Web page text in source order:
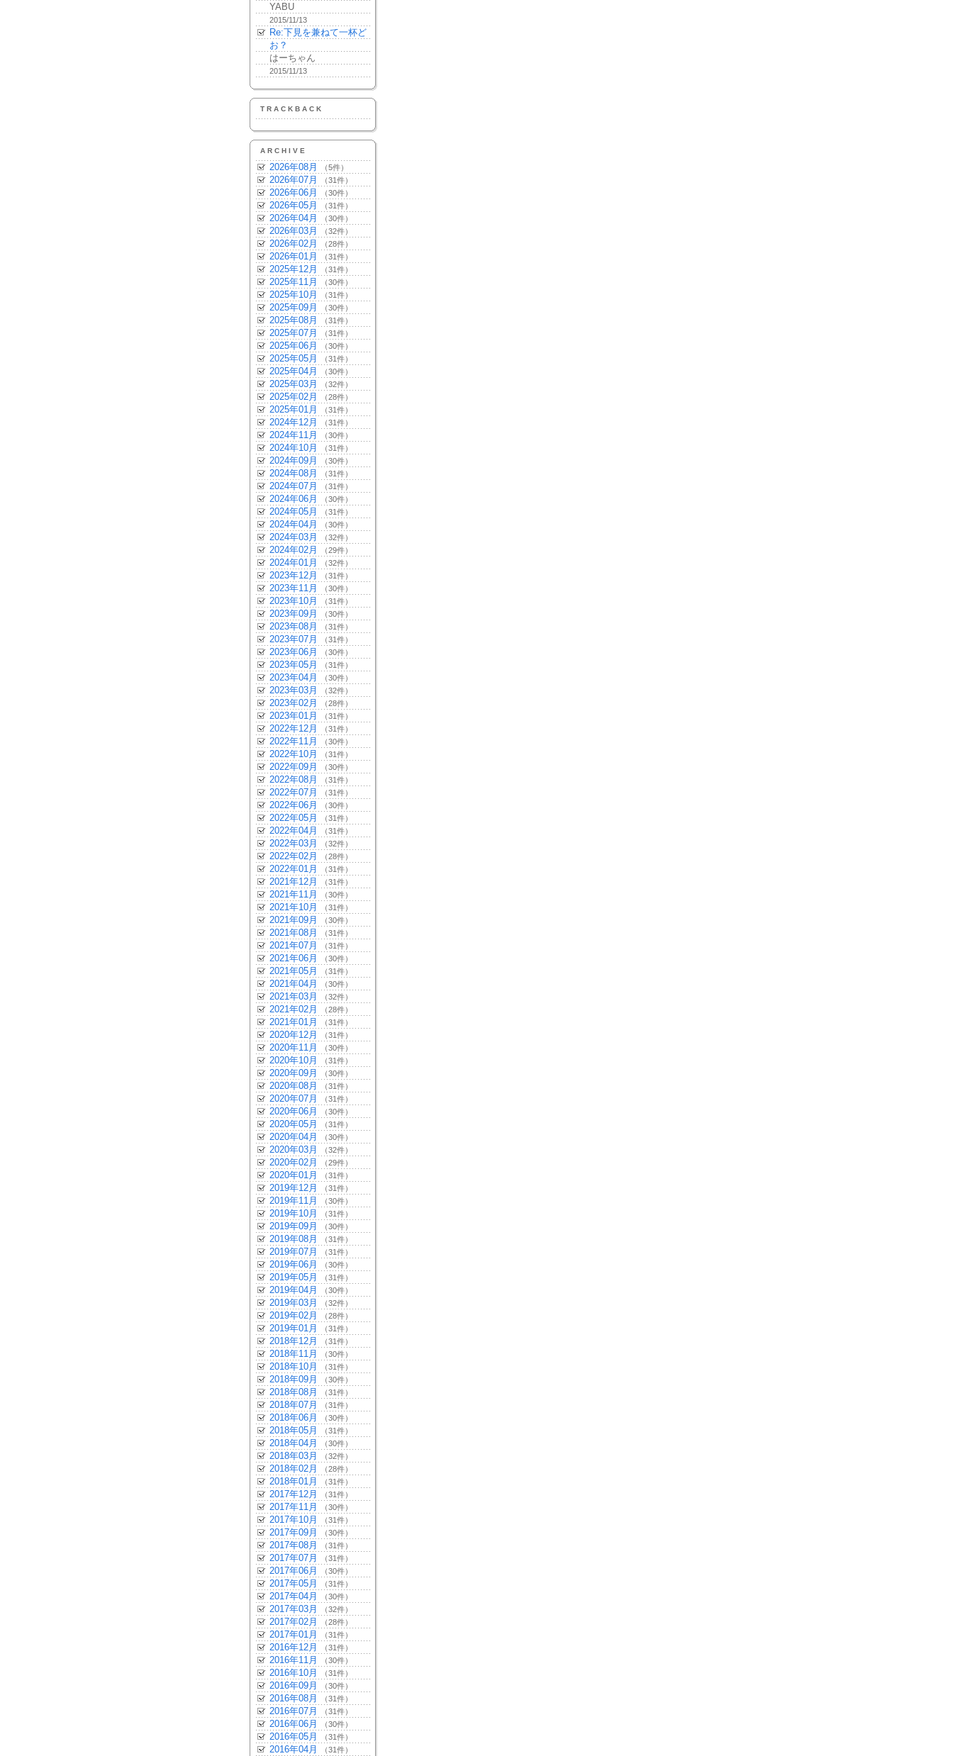
YABU
2015/11/13
Re:下見を兼ねて一杯ど
お？
はーちゃん
2015/11/13
TRACKBACK
ARCHIVE
2026年08月 （5件）
2026年07月 （31件）
2026年06月 （30件）
2026年05月 （31件）
2026年04月 （30件）
2026年03月 （32件）
2026年02月 （28件）
2026年01月 （31件）
2025年12月 （31件）
2025年11月 （30件）
2025年10月 （31件）
2025年09月 （30件）
2025年08月 （31件）
2025年07月 （31件）
2025年06月 （30件）
2025年05月 （31件）
2025年04月 （30件）
2025年03月 （32件）
2025年02月 （28件）
2025年01月 （31件）
2024年12月 （31件）
2024年11月 （30件）
2024年10月 （31件）
2024年09月 （30件）
2024年08月 （31件）
2024年07月 （31件）
2024年06月 （30件）
2024年05月 （31件）
2024年04月 （30件）
2024年03月 （32件）
2024年02月 （29件）
2024年01月 （32件）
2023年12月 （31件）
2023年11月 （30件）
2023年10月 （31件）
2023年09月 （30件）
2023年08月 （31件）
2023年07月 （31件）
2023年06月 （30件）
2023年05月 （31件）
2023年04月 （30件）
2023年03月 （32件）
2023年02月 （28件）
2023年01月 （31件）
2022年12月 （31件）
2022年11月 （30件）
2022年10月 （31件）
2022年09月 （30件）
2022年08月 （31件）
2022年07月 （31件）
2022年06月 （30件）
2022年05月 （31件）
2022年04月 （31件）
2022年03月 （32件）
2022年02月 （28件）
2022年01月 （31件）
2021年12月 （31件）
2021年11月 （30件）
2021年10月 （31件）
2021年09月 （30件）
2021年08月 （31件）
2021年07月 （31件）
2021年06月 （30件）
2021年05月 （31件）
2021年04月 （30件）
2021年03月 （32件）
2021年02月 （28件）
2021年01月 （31件）
2020年12月 （31件）
2020年11月 （30件）
2020年10月 （31件）
2020年09月 （30件）
2020年08月 （31件）
2020年07月 （31件）
2020年06月 （30件）
2020年05月 （31件）
2020年04月 （30件）
2020年03月 （32件）
2020年02月 （29件）
2020年01月 （31件）
2019年12月 （31件）
2019年11月 （30件）
2019年10月 （31件）
2019年09月 （30件）
2019年08月 （31件）
2019年07月 （31件）
2019年06月 （30件）
2019年05月 （31件）
2019年04月 （30件）
2019年03月 （32件）
2019年02月 （28件）
2019年01月 （31件）
2018年12月 （31件）
2018年11月 （30件）
2018年10月 （31件）
2018年09月 （30件）
2018年08月 （31件）
2018年07月 （31件）
2018年06月 （30件）
2018年05月 （31件）
2018年04月 （30件）
2018年03月 （32件）
2018年02月 （28件）
2018年01月 （31件）
2017年12月 （31件）
2017年11月 （30件）
2017年10月 （31件）
2017年09月 （30件）
2017年08月 （31件）
2017年07月 （31件）
2017年06月 （30件）
2017年05月 （31件）
2017年04月 （30件）
2017年03月 （32件）
2017年02月 （28件）
2017年01月 （31件）
2016年12月 （31件）
2016年11月 （30件）
2016年10月 （31件）
2016年09月 （30件）
2016年08月 （31件）
2016年07月 （31件）
2016年06月 （30件）
2016年05月 （31件）
2016年04月 （31件）